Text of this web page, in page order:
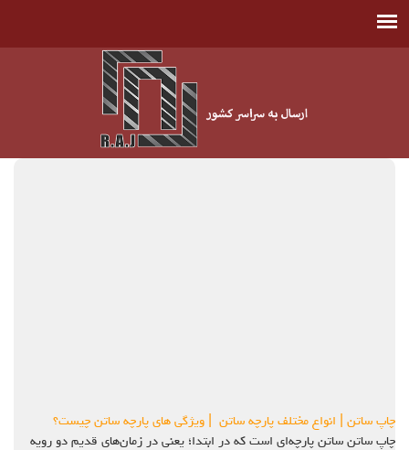
چاپ ساتن | انواع مختلف پارچه ساتن | ویژگی های پارچه ساتن چیست؟
چاپ ساتن ساتن پارچه‌ای است که در ابتدا؛ یعنی در زمان‌های قدیم دو رویه